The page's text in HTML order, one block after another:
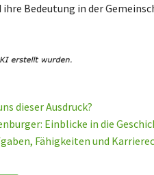
Bedeutung in der
dieser Ausdruck?
Einblicke in die
Fähigkeiten und